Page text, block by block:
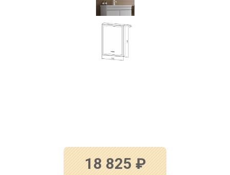
18 825 ₽